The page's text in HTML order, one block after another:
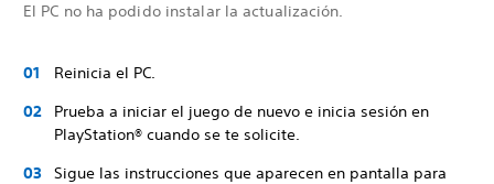
El PC no ha podido instalar la actualización.
Reinicia el PC.
Prueba a iniciar el juego de nuevo e inicia sesión en
PlayStation® cuando se te solicite.
Sigue las instrucciones que aparecen en pantalla para